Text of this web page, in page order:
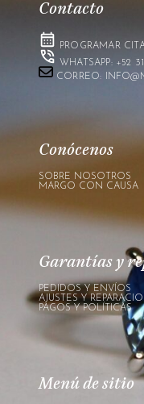
Contacto
PROGRAMAR
WHATSAPP: +52
CORREO:
Conócenos
SOBRE NOSOTROS
MARGO CON CAUSA
Garantías y
PEDIDOS Y ENVÍOS
AJUSTES Y
PAGOS Y POLÍTICAS
Menú de sitio